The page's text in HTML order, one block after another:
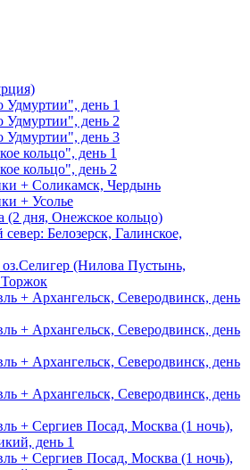
Удмуртии", день 1
Удмуртии", день 2
Удмуртии", день 3
кольцо", день 1
кольцо", день 2
+ Соликамск, Чердынь
+ Усолье
(2 дня, Онежское кольцо)
север: Белозерск, Галинское,
оз.Селигер (Нилова Пустынь,
+ Архангельск, Северодвинск, день
+ Архангельск, Северодвинск, день
+ Архангельск, Северодвинск, день
+ Архангельск, Северодвинск, день
+ Сергиев Посад, Москва (1 ночь),
день 1
+ Сергиев Посад, Москва (1 ночь),